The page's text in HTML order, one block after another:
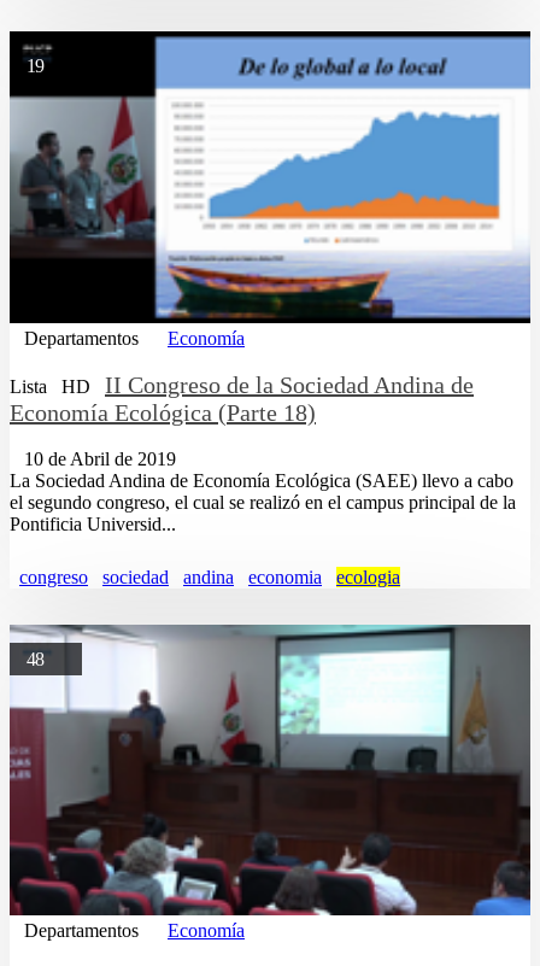
19
Departamentos Economía
Lista HD
II Congreso de la Sociedad Andina de
Economía Ecológica (Parte 18)
10 de Abril de 2019
La Sociedad Andina de Economía Ecológica (SAEE) llevo a cabo
el segundo congreso, el cual se realizó en el campus principal de la
Pontificia Universid...
congreso sociedad andina economia ecologia
48
Departamentos Economía